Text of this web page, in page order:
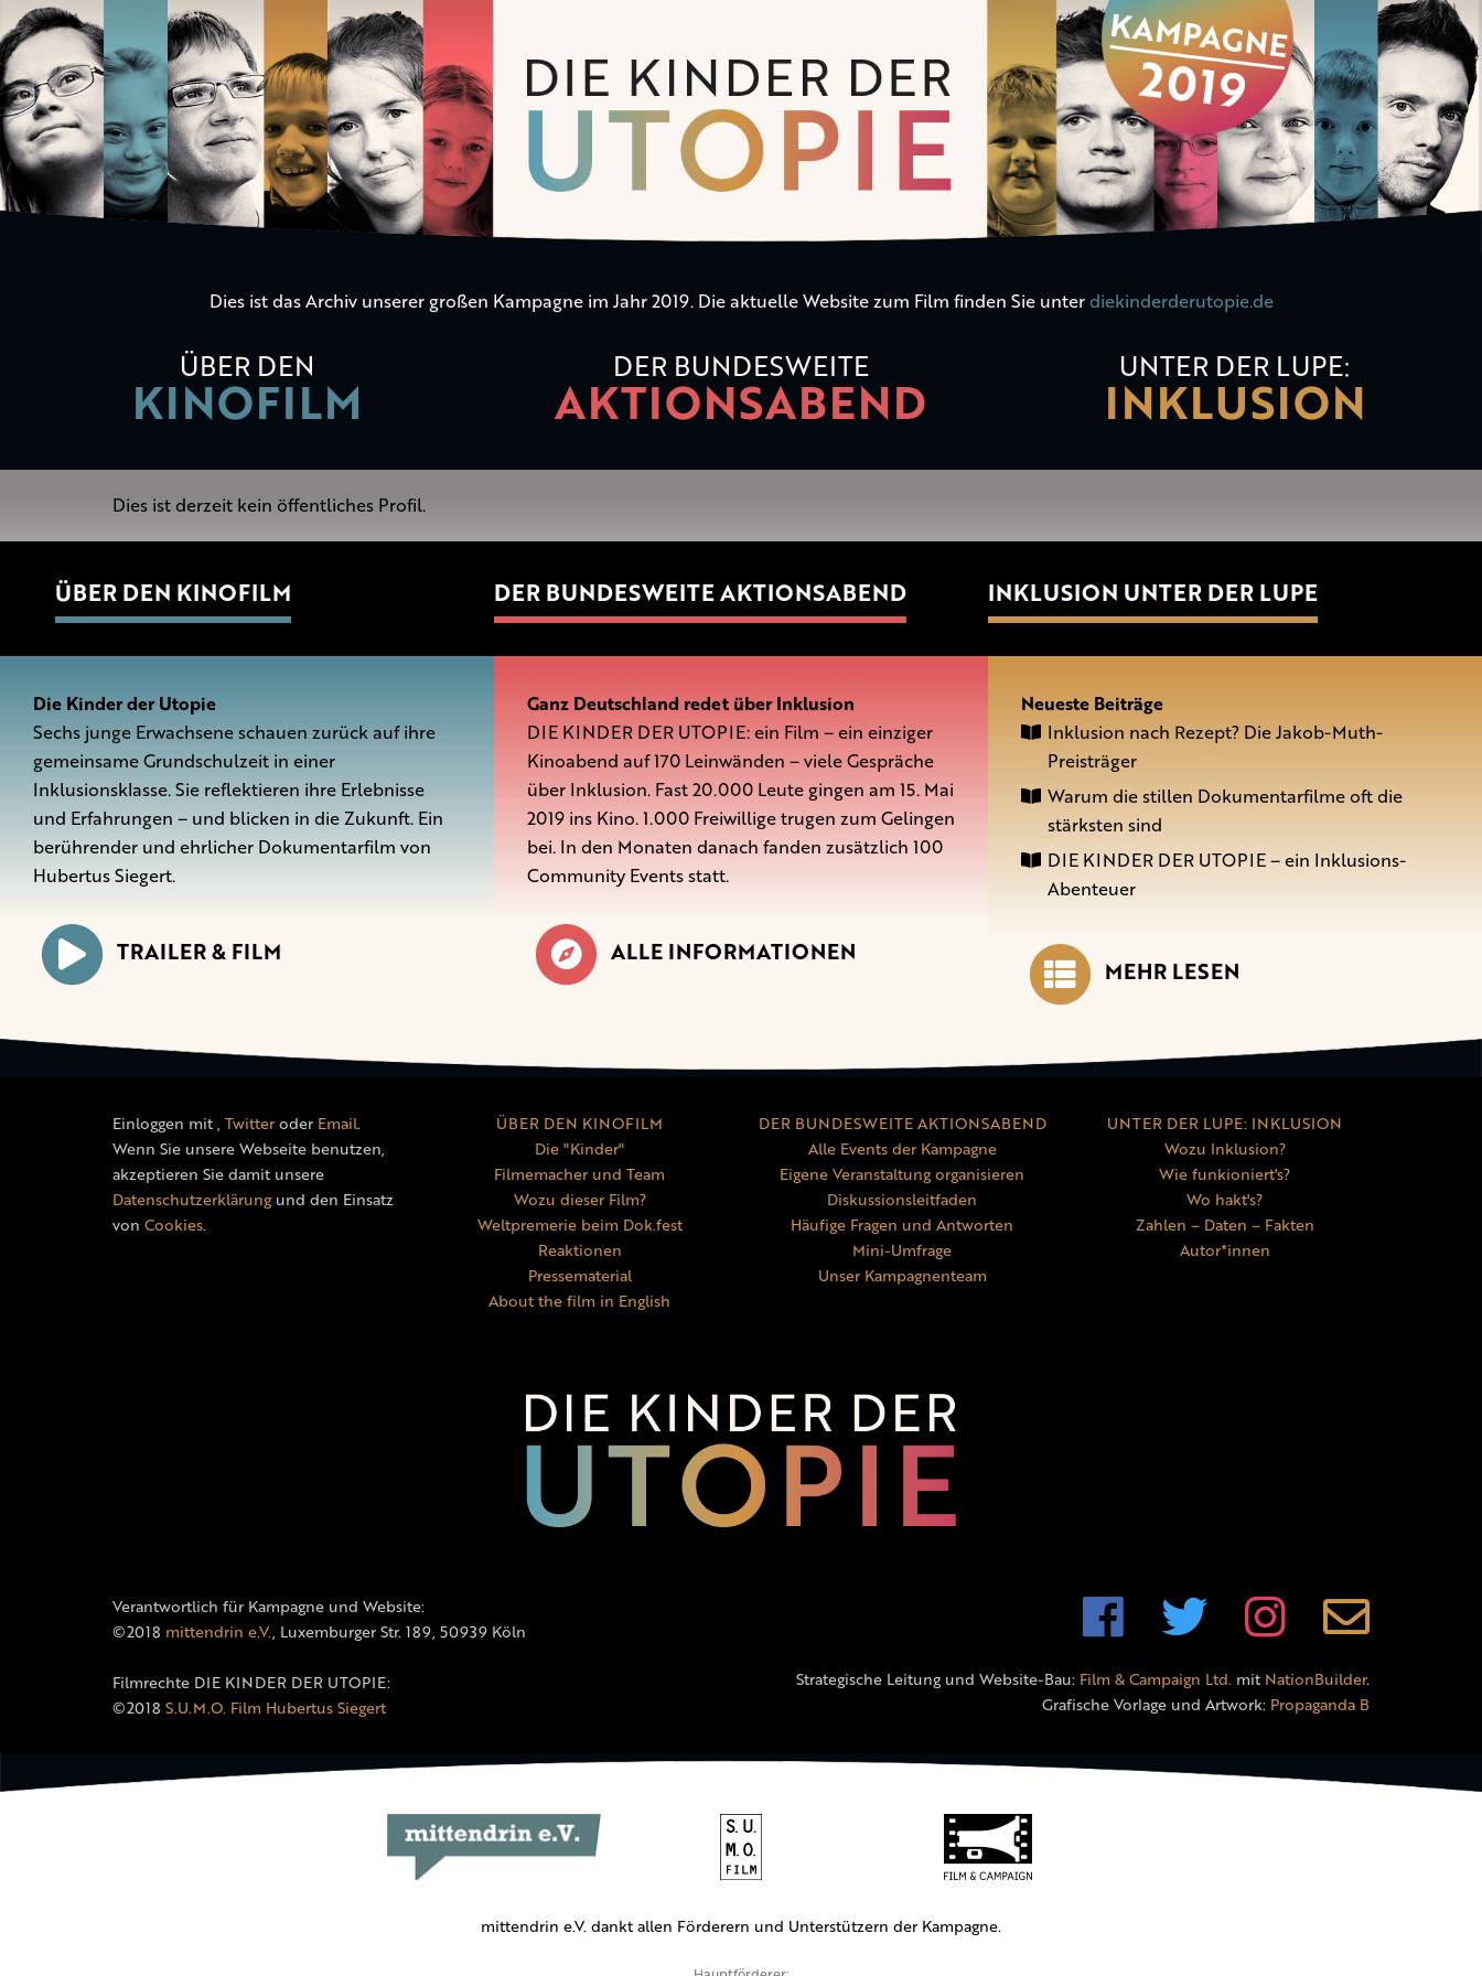
Die
Kinder
der
Utopie
Dies ist das Archiv unserer großen Kampagne im Jahr 2019. Die aktuelle Website zum Film finden Sie unter diekinderderutopie.de
ÜBER DEN
KINOFILM
DER BUNDESWEITE
AKTIONSABEND
UNTER DER LUPE:
INKLUSION
Dies ist derzeit kein öffentliches Profil.
ÜBER DEN KINOFILM
Die Kinder der Utopie
Sechs junge Erwachsene schauen zurück auf ihre
gemeinsame Grundschulzeit in einer
Inklusionsklasse. Sie reflektieren ihre Erlebnisse
und Erfahrungen – und blicken in die Zukunft. Ein
berührender und ehrlicher Dokumentarfilm von
Hubertus Siegert.
TRAILER & FILM
DER BUNDESWEITE AKTIONSABEND
Ganz Deutschland redet über Inklusion
DIE KINDER DER UTOPIE: ein Film – ein einziger
Kinoabend auf 170 Leinwänden – viele Gespräche
über Inklusion. Fast 20.000 Leute gingen am 15. Mai
2019 ins Kino. 1.000 Freiwillige trugen zum Gelingen
bei. In den Monaten danach fanden zusätzlich 100
Community Events statt.
ALLE INFORMATIONEN
INKLUSION UNTER DER LUPE
Neueste Beiträge
Inklusion nach Rezept? Die Jakob-Muth-
Preisträger
Warum die stillen Dokumentarfilme oft die
stärksten sind
DIE KINDER DER UTOPIE – ein Inklusions-
Abenteuer
MEHR LESEN
Einloggen mit, Twitteroder Email.
Wenn Sie unsere Webseite benutzen,
akzeptieren Sie damit unsere
Datenschutzerklärungund den Einsatz
von Cookies.
ÜBER DEN KINOFILM
Die "Kinder"
Filmemacher und Team
Wozu dieser Film?
Weltpremerie beim Dok.fest
Reaktionen
Pressematerial
About the film in English
DER BUNDESWEITE AKTIONSABEND
Alle Events der Kampagne
Eigene Veranstaltung organisieren
Diskussionsleitfaden
Häufige Fragen und Antworten
Mini-Umfrage
Unser Kampagnenteam
UNTER DER LUPE: INKLUSION
Wozu Inklusion?
Wie funkioniert's?
Wo hakt's?
Zahlen – Daten – Fakten
Autor*innen
Verantwortlich für Kampagne und Website:
©2018 mittendrin e.V., Luxemburger Str. 189, 50939 Köln
Filmrechte DIE KINDER DER UTOPIE:
©2018 S.U.M.O. Film Hubertus Siegert
Strategische Leitung und Website-Bau: Film & Campaign Ltd. mit NationBuilder.
Grafische Vorlage und Artwork: Propaganda B
mittendrin e.V. dankt allen Förderern und Unterstützern der Kampagne.